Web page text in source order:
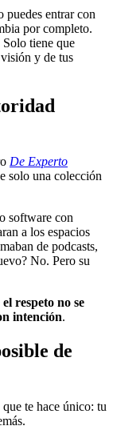
puedes entrar con
por completo.
tiene que
y de tus
De Experto
solo una colección
software con
a los espacios
de podcasts,
No. Pero su
el respeto no se
intención.
de
te hace único: tu